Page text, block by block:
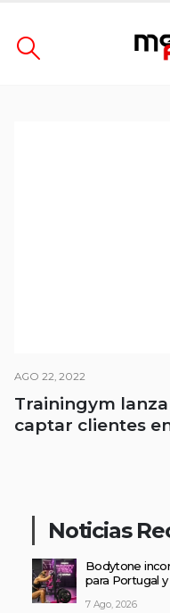
AGO 22, 2022
Trainingym
captar clientes
Noticias
Bodytone
para Portugal y
7 Ago, 2026